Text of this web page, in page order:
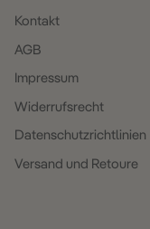
Kontakt
AGB
Impressum
Widerrufsrecht
Datenschutzrichtlinien
Versand und Retoure